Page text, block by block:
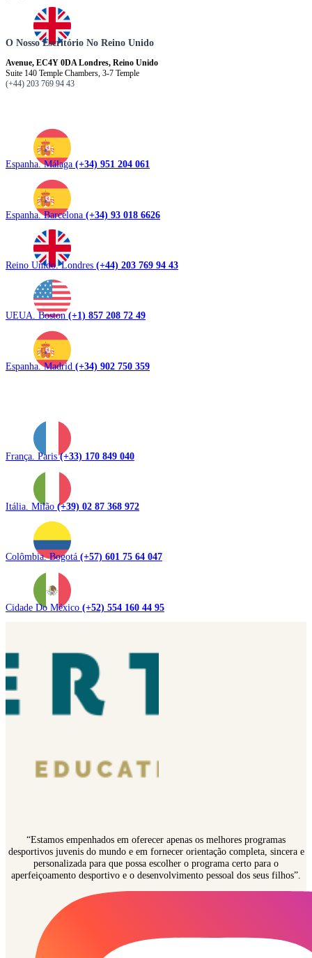
O Nosso Escritório No Reino Unido
Avenue, EC4Y 0DA Londres, Reino Unido
Suite 140 Temple Chambers, 3-7 Temple
(+44) 203 769 94 43
Espanha. Málaga (+34) 951 204 061
Espanha. Barcelona (+34) 93 018 6626
Reino Unido. Londres (+44) 203 769 94 43
UEUA. Boston(+1) 857 208 72 49
Espanha. Madrid (+34) 902 750 359
França. Paris(+33) 170 849 040
Itália. Milão (+39) 02 87 368 972
Colômbia. Bogotá (+57) 601 75 64 047
Cidade Do México (+52) 554 160 44 95
“Estamos empenhados em oferecer apenas os melhores programas
desportivos juvenis do mundo e em fornecer orientação completa, sincera e
personalizada para que possa escolher o programa certo para o
aperfeiçoamento desportivo e o desenvolvimento pessoal dos seus filhos”.